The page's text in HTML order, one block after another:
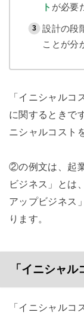
ト が必要
設計の段
ことが分
「イニシャル
に関するときで
ニシャルコスト
②の例文は、起
ビジネス」とは
アップビジネス
ります。
「イニシャ
「イニシャルコ